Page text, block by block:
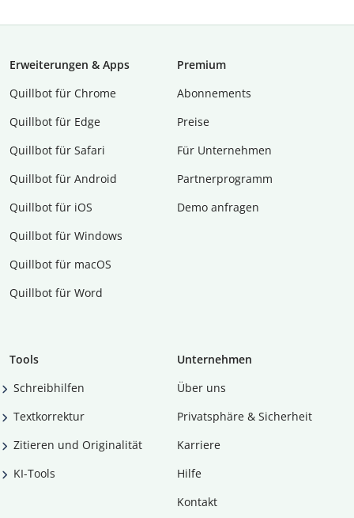
Erweiterungen & Apps
Quillbot für Chrome
Quillbot für Edge
Quillbot für Safari
Quillbot für Android
Quillbot für iOS
Quillbot für Windows
Quillbot für macOS
Quillbot für Word
Premium
Abon­ne­ments
Preise
Für Unternehmen
Partnerprogramm
Demo anfragen
Tools
Schreibhilfen
Textkorrektur
Zitieren und Originalität
KI-Tools
Unternehmen
Über uns
Privatsphäre & Sicherheit
Karriere
Hilfe
Kontakt